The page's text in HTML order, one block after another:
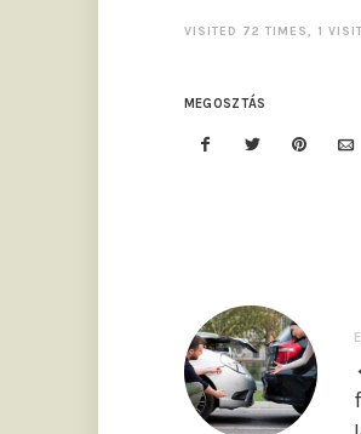
VISITED 72 TIMES, 1
MEGOSZTÁS